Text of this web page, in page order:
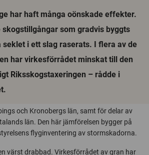
har haft många oönskade effekter.
skogstillgångar som gradvis byggts
i ett slag raserats. I flera av de
har virkesförrådet minskat till den
Riksskogstaxeringen – rådde i
och Kronobergs län, samt för delar av
län. Den här jämförelsen bygger på
flyginventering av stormskadorna.
värst drabbad. Virkesförrådet av gran har